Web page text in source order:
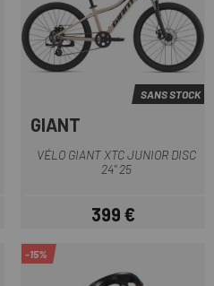
SANS STOCK
GIANT
VÉLO GIANT XTC JUNIOR DISC
24" 25
Prix
399 €
-15%